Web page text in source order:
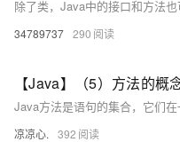
除了类，Java中的接口和方法也
34789737 290
凉凉心. 392